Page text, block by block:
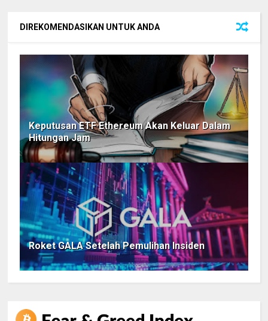
DIREKOMENDASIKAN UNTUK ANDA
Keputusan ETF Ethereum Akan Keluar Dalam
Hitungan Jam
Roket GALA Setelah Pemulihan Insiden